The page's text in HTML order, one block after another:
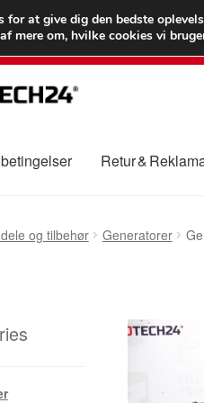
LEVERING fra 55 kr.
Retur &
og tilbehør Generatorer
for at give dig den bedste
mere om, hvilke cookies vi